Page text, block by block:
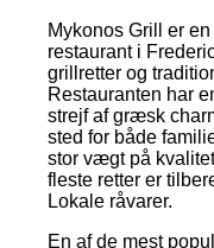
Mykonos Grill er
restaurant i
grillretter og
Restauranten har
strejf af græsk
sted for både
stor vægt på
fleste retter er
Lokale råvarer.
En af de mest